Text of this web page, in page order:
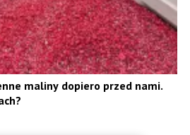
maliny dopiero przed nami.